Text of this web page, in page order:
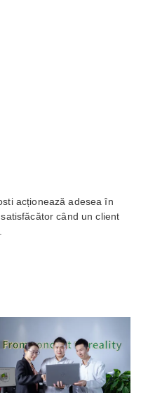
acționează adesea în
când un client